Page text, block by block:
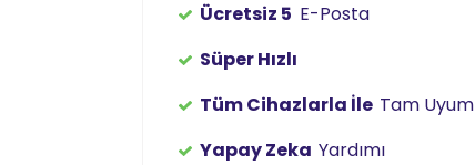
Ücretsiz 5 E-Posta
Süper Hızlı
Tüm Cihazlarla İle Tam Uyum
Yapay Zeka Yardımı